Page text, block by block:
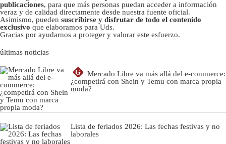
publicaciones, para que más personas puedan acceder a información
veraz y de calidad directamente desde nuestra fuente oficial.
Asimismo, pueden suscribirse y disfrutar de todo el contenido
exclusivo que elaboramos para Uds.
Gracias por ayudarnos a proteger y valorar este esfuerzo.
últimas noticias
G
Mercado Libre va más allá del e-commerce:
¿competirá con Shein y Temu con marca propia
moda?
Lista de feriados 2026: Las fechas festivas y no
laborales